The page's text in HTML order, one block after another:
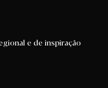
e de inspiração